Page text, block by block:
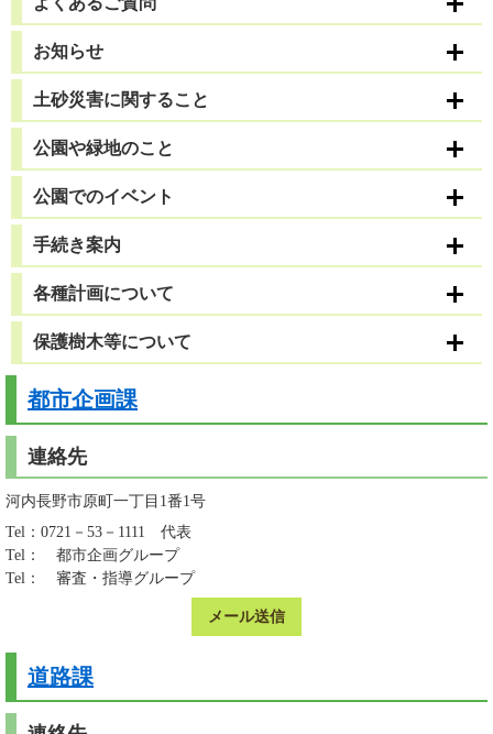
お知らせ
土砂災害に関すること
公園や緑地のこと
公園でのイベント
手続き案内
各種計画について
保護樹木等について
都市企画課
連絡先
河内長野市原町一丁目1番1号
Tel：0721－53－1111
代表
Tel：
都市企画グループ
Tel：
審査・指導グループ
メール送信
道路課